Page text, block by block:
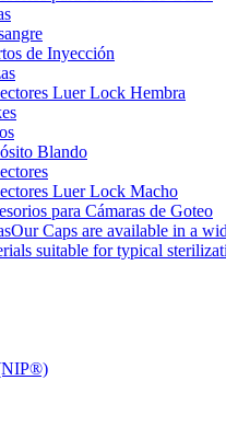
de Inyección
Luer Lock Hembra
Blando
Luer Lock Macho
para Cámaras de Goteo
Our Caps are available in a
suitable for typical